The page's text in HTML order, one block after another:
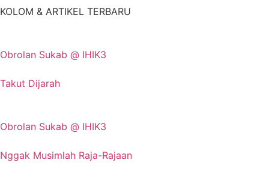
KOLOM & ARTIKEL TERBARU
Obrolan Sukab @ IHIK3
Takut Dijarah
Obrolan Sukab @ IHIK3
Nggak Musimlah Raja-Rajaan